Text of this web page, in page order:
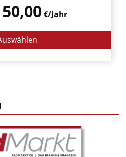
€/Jahr